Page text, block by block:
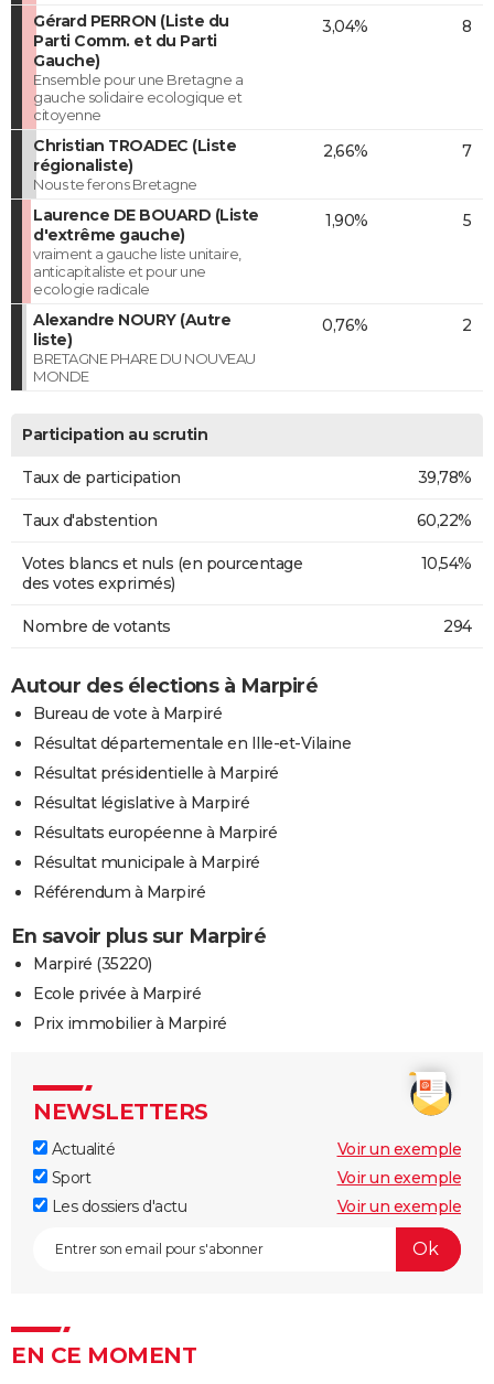
Gérard PERRON (Liste du
Parti Comm. et du Parti
Gauche)
Ensemble pour une Bretagne a
gauche solidaire ecologique et
citoyenne
3,04% 8
Christian TROADEC (Liste
régionaliste)
Nous te ferons Bretagne
2,66% 7
Laurence DE BOUARD (Liste
d'extrême gauche)
vraiment a gauche liste unitaire,
anticapitaliste et pour une
ecologie radicale
1,90% 5
Alexandre NOURY (Autre
liste)
BRETAGNE PHARE DU NOUVEAU
MONDE
0,76% 2
Participation au scrutin
Taux de participation 39,78%
Taux d'abstention 60,22%
Votes blancs et nuls (en pourcentage
des votes exprimés)
10,54%
Nombre de votants 294
Autour des élections à Marpiré
Bureau de vote à Marpiré
Résultat départementale en Ille-et-Vilaine
Résultat présidentielle à Marpiré
Résultat législative à Marpiré
Résultats européenne à Marpiré
Résultat municipale à Marpiré
Référendum à Marpiré
En savoir plus sur Marpiré
Marpiré (35220)
Ecole privée à Marpiré
Prix immobilier à Marpiré
NEWSLETTERS
Actualité
Voir un exemple
Sport
Voir un exemple
Les dossiers d'actu
Voir un exemple
EN CE MOMENT